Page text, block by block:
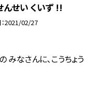
んせい くいず !!
2021/02/27
みなさんに、こうちょう